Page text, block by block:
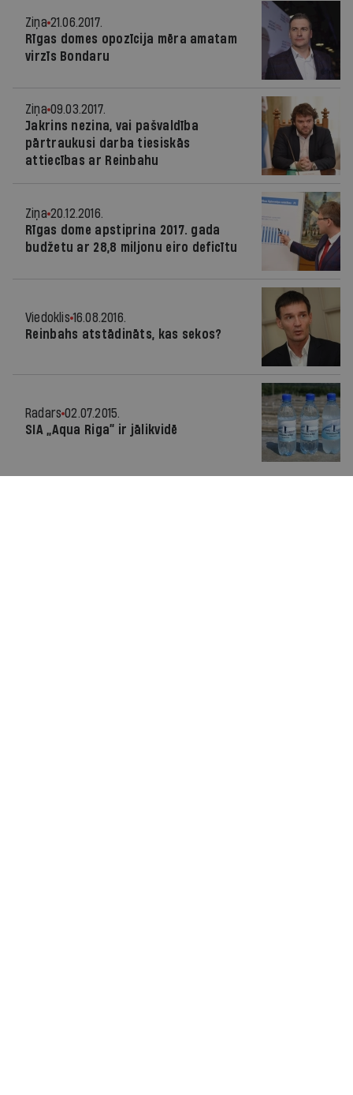
Ziņa 21.06.2017.
Rīgas domes opozīcija mēra amatam
virzīs Bondaru
Ziņa 09.03.2017.
Jakrins nezina, vai pašvaldība
pārtraukusi darba tiesiskās
attiecības ar Reinbahu
Ziņa 20.12.2016.
Rīgas dome apstiprina 2017. gada
budžetu ar 28,8 miljonu eiro deficītu
Viedoklis 16.08.2016.
Reinbahs atstādināts, kas sekos?
Radars 02.07.2015.
SIA „Aqua Riga” ir jālikvidē